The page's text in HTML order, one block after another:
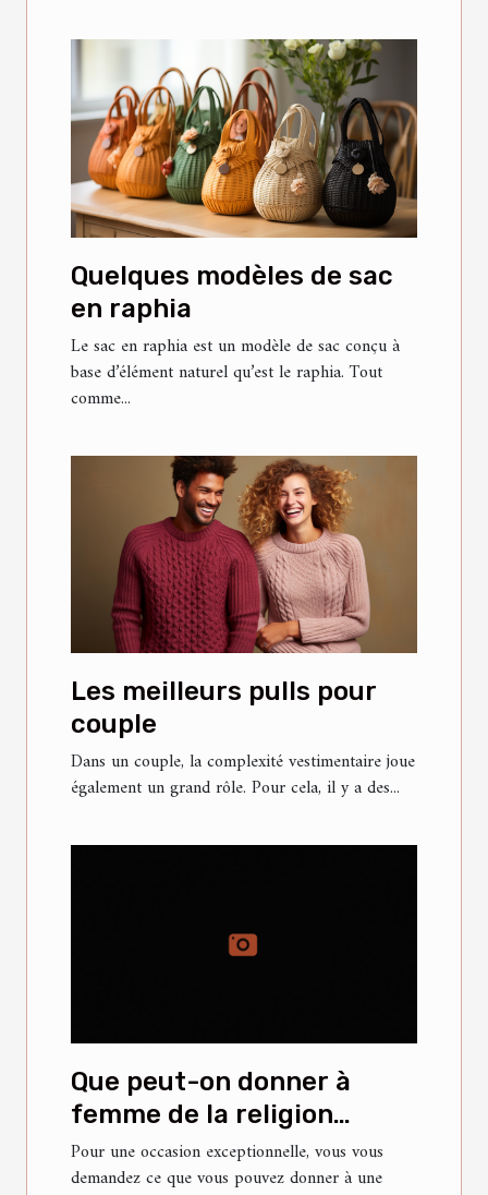
Quelques modèles de sac
en raphia
Le sac en raphia est un modèle de sac conçu à
base d’élément naturel qu’est le raphia. Tout
comme...
Les meilleurs pulls pour
couple
Dans un couple, la complexité vestimentaire joue
également un grand rôle. Pour cela, il y a des...
Que peut-on donner à
femme de la religion
islamique pour lui faire
plaisir ?
Pour une occasion exceptionnelle, vous vous
demandez ce que vous pouvez donner à une